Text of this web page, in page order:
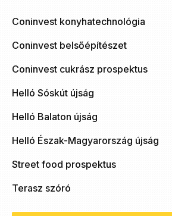
Coninvest konyhatechnológia
Coninvest belsőépítészet
Coninvest cukrász prospektus
Helló Sóskút újság
Helló Balaton újság
Helló Észak-Magyarország újság
Street food prospektus
Terasz szóró